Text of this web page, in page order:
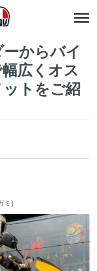
からバイ
広くオス
トをご紹
ミ)